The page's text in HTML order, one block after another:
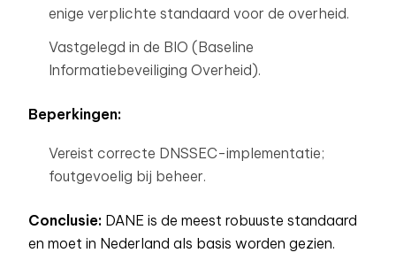
enige verplichte standaard voor de overheid.
Vastgelegd in de BIO (Baseline
Informatiebeveiliging Overheid).
Beperkingen:
Vereist correcte DNSSEC-implementatie;
foutgevoelig bij beheer.
Conclusie: DANE is de meest robuuste standaard
en moet in Nederland als basis worden gezien.